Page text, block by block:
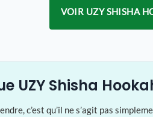
VOIR UZY SHISHA
UZY Shisha
c’est qu’il ne s’agit pas